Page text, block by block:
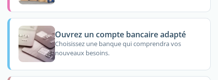
Ouvrez un compte bancaire adapté
Choisissez une banque qui comprendra vos
nouveaux besoins.